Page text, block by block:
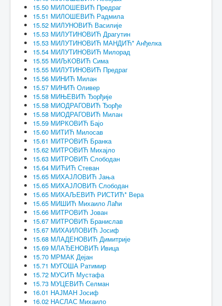
15.50 МИЛОШЕВИЋ Предраг
15.51 МИЛОШЕВИЋ Радмила
15.52 МИЛУНОВИЋ Василије
15.53 МИЛУТИНОВИЋ Драгутин
15.53 МИЛУТИНОВИЋ МАНДИЋ* Анђелка
15.54 МИЛУТИНОВИЋ Милорад
15.55 МИЉКОВИЋ Сима
15.55 МИЛУТИНОВИЋ Предраг
15.56 МИНИЋ Милан
15.57 МИНИЋ Оливер
15.58 МИЊЕВИЋ Ђорђије
15.58 МИОДРАГОВИЋ Ђорђе
15.58 МИОДРАГОВИЋ Милан
15.59 МИРКОВИЋ Бајо
15.60 МИТИЋ Милосав
15.61 МИТРОВИЋ Бранка
15.62 МИТРОВИЋ Михајло
15.63 МИТРОВИЋ Слободан
15.64 МИЋИЋ Стеван
15.65 МИХАЈЛОВИЋ Јања
15.65 МИХАЈЛОВИЋ Слободан
15.65 МИХАЉЕВИЋ РИСТИЋ* Вера
15.65 МИШИЋ Михаило Лаћи
15.66 МИТРОВИЋ Јован
15.67 МИТРОВИЋ Бранислав
15.67 МИХАИЛОВИЋ Јосиф
15.68 МЛАДЕНОВИЋ Димитрије
15.69 МЛАЂЕНОВИЋ Ивица
15.70 МРМАК Дејан
15.71 МУГОША Ратимир
15.72 МУСИЋ Мустафа
15.73 МУЦЕВИЋ Селман
16.01 НАЈМАН Јосиф
16.02 НАСЛАС Михаило